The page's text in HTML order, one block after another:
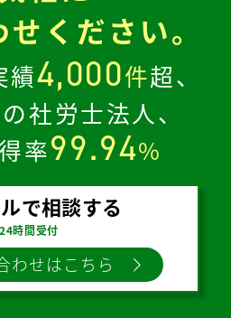
ください。
績4,000件超、
社労士法人、
率99.94%
で相談する
24時間受付
わせはこちら